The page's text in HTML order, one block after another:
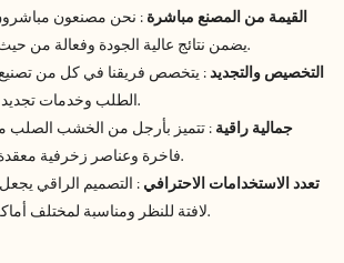
القيمة من المصنع مباشرة: نحن مصنعون مباشرون
يضمن نتائج عالية الجودة وفعالة من حيث التكلفة دون وسيط.
التخصيص والتجديد: يتخصص فريقنا في كل من
الطلب وخدمات تجديد المشاريع الاحترافية.
جمالية راقية: تتميز بأرجل من الخشب الصلب
فاخرة وعناصر زخرفية معقدة لإضفاء مظهر فاخر.
تعدد الاستخدامات الاحترافي: التصميم الراقي
لافتة للنظر ومناسبة لمختلف أماكن الفنادق والمطاعم.